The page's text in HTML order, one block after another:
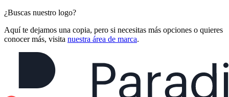
¿Buscas nuestro logo?
Aquí te dejamos una copia, pero si necesitas más opciones o quieres
conocer más, visita nuestra área de marca.